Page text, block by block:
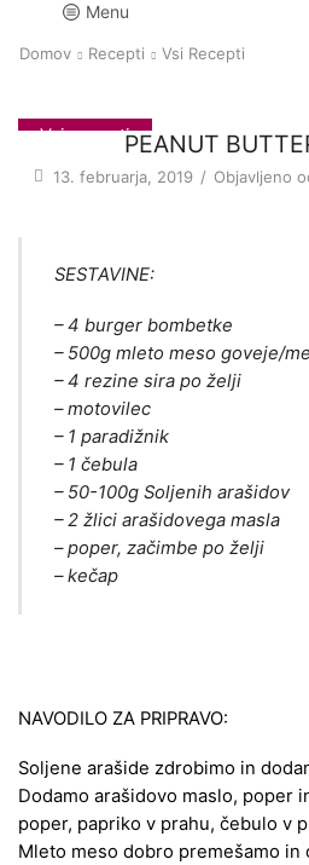
Menu
Domov Recepti Vsi Recepti
Vsi receptiPEANUT
13. februarja, 2019 / Objavljeno
SESTAVINE:
– 4 burger bombetke
– 500g mleto meso goveje/
– 4 rezine sira po želji
– motovilec
– 1 paradižnik
– 1 čebula
– 50-100g Soljenih arašidov
– 2 žlici arašidovega masla
– poper, začimbe po želji
– kečap
NAVODILO ZA PRIPRAVO:
Soljene arašide zdrobimo in
Dodamo arašidovo maslo, poper
poper, papriko v prahu, čebulo v
Mleto meso dobro premešamo